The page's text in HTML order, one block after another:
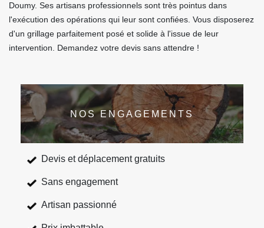
Doumy. Ses artisans professionnels sont très pointus dans
l'exécution des opérations qui leur sont confiées. Vous disposerez
d'un grillage parfaitement posé et solide à l'issue de leur
intervention. Demandez votre devis sans attendre !
NOS ENGAGEMENTS
Devis et déplacement gratuits
Sans engagement
Artisan passionné